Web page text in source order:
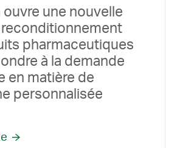
ouvre une nouvelle
pharmaceutiques
à la demande
en matière de
personnalisée